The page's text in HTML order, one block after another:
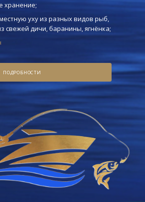
хранение;
местную уху из разных видов рыб,
свежей дичи, баранины, ягнёнка;
ПОДРОБНОСТИ